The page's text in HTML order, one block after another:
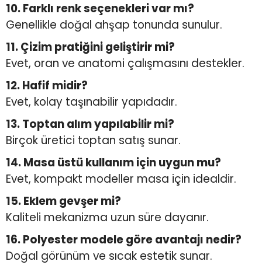
10. Farklı renk seçenekleri var mı?
Genellikle doğal ahşap tonunda sunulur.
11. Çizim pratiğini geliştirir mi?
Evet, oran ve anatomi çalışmasını destekler.
12. Hafif midir?
Evet, kolay taşınabilir yapıdadır.
13. Toptan alım yapılabilir mi?
Birçok üretici toptan satış sunar.
14. Masa üstü kullanım için uygun mu?
Evet, kompakt modeller masa için idealdir.
15. Eklem gevşer mi?
Kaliteli mekanizma uzun süre dayanır.
16. Polyester modele göre avantajı nedir?
Doğal görünüm ve sıcak estetik sunar.